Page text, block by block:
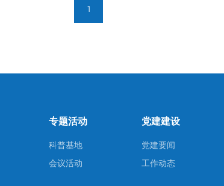
1
专题活动
科普基地
会议活动
党建建设
党建要闻
工作动态